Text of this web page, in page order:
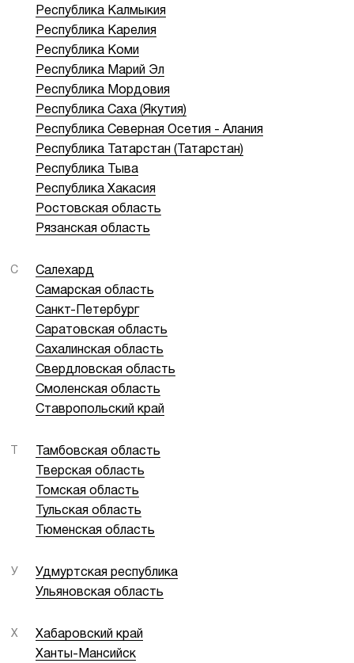
Республика Калмыкия
Республика Карелия
Республика Коми
Республика Марий Эл
Республика Мордовия
Республика Саха (Якутия)
Республика Северная Осетия - Алания
Республика Татарстан (Татарстан)
Республика Тыва
Республика Хакасия
Ростовская область
Рязанская область
С
Салехард
Самарская область
Санкт-Петербург
Саратовская область
Сахалинская область
Свердловская область
Смоленская область
Ставропольский край
Тамбовская область
Тверская область
Томская область
Тульская область
Тюменская область
У
Удмуртская республика
Ульяновская область
Х
Хабаровский край
Ханты-Мансийск